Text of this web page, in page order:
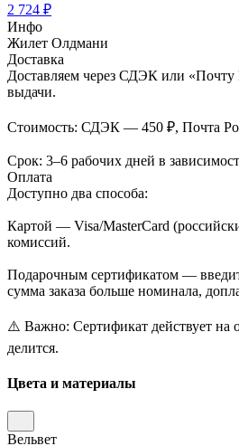
2 724 ₽
Инфо
Жилет Олдмани
Доставка
Доставляем через СДЭК или «Почту
выдачи.
Стоимость: СДЭК — 450 ₽, Почта
Срок: 3–6 рабочих дней в
Оплата
Доступно два способа:
Картой — Visa/MasterCard
комиссий.
Подарочным сертификатом —
сумма заказа больше номинала,
⚠️ Важно: Сертификат действует на
делится.
Цвета и материалы
Вельвет